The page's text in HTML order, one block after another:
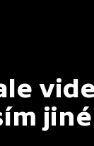
jiné